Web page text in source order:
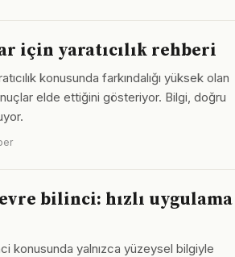
için yaratıcılık rehberi
konusunda farkındalığı yüksek olan
elde ettiğini gösteriyor. Bilgi, doğru
bilinci: hızlı uygulama
konusunda yalnızca yüzeysel bilgiyle